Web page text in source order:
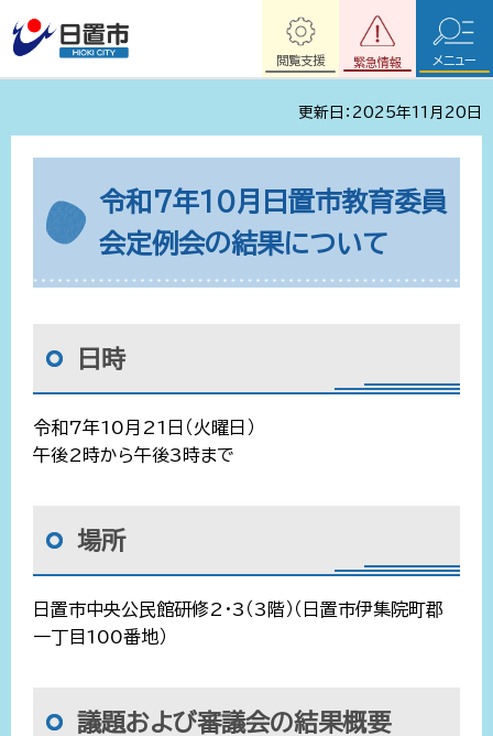
緊急情報
閲覧支援 メニュー
更新日：2025年11月20日
令和7年10月日置市教育委員
会定例会の結果について
日時
令和7年10月21日（火曜日）
午後2時から午後3時まで
場所
日置市中央公民館研修2・3（3階）（日置市伊集院町郡
一丁目100番地）
議題および審議会の結果概要